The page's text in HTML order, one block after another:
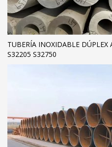
TUBERÍA INOXIDABLE
S32205 S32750